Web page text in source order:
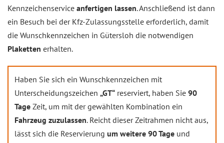
Kennzeichenservice anfertigen lassen. Anschließend ist dann
ein Besuch bei der Kfz-Zulassungsstelle erforderlich, damit
die Wunschkennzeichen in Gütersloh die notwendigen
Plaketten erhalten.
Haben Sie sich ein Wunschkennzeichen mit
Unterscheidungszeichen „GT“ reserviert, haben Sie 90
Tage Zeit, um mit der gewählten Kombination ein
Fahrzeug zuzulassen. Reicht dieser Zeitrahmen nicht aus,
lässt sich die Reservierung um weitere 90 Tage und